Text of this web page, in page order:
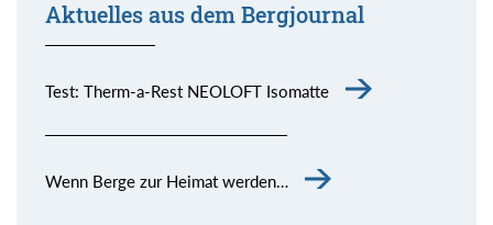
Aktuelles aus dem Bergjournal
Test: Therm-a-Rest NEOLOFT Isomatte
Wenn Berge zur Heimat werden…